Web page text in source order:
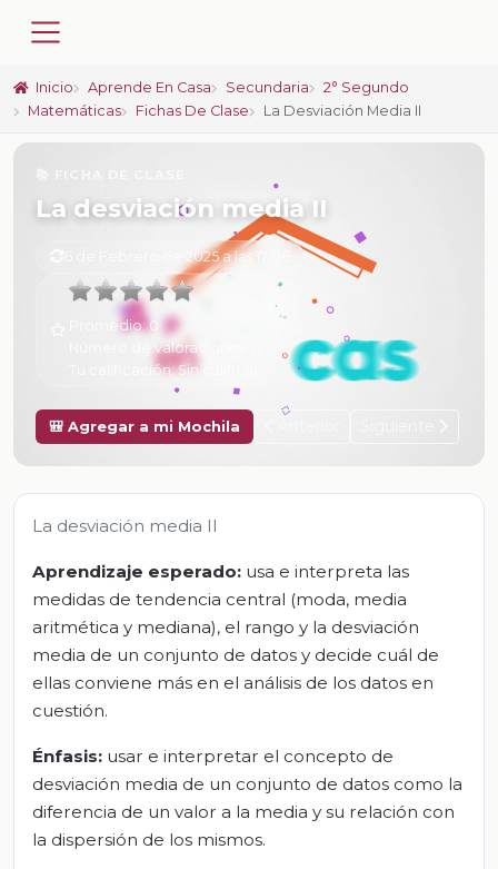
Inicio Aprende En Casa Secundaria
2° Segundo
Matemáticas
Fichas De Clase La Desviación Media II
La desviación media II
6 de Febrero de 2025 a las 17:06
Promedio:0
Número de valoraciones:
Tu calificación:Sin calificar
🎒 Agregar a mi Mochila
La desviación media II
Aprendizaje esperado: usa e interpreta las
medidas de tendencia central (moda, media
aritmética y mediana), el rango y la desviación
media de un conjunto de datos y decide cuál de
ellas conviene más en el análisis de los datos en
cuestión.
Énfasis: usar e interpretar el concepto de
desviación media de un conjunto de datos como la
diferencia de un valor a la media y su relación con
la dispersión de los mismos.